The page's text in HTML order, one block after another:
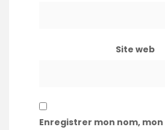
Site web
Enregistrer mon nom,